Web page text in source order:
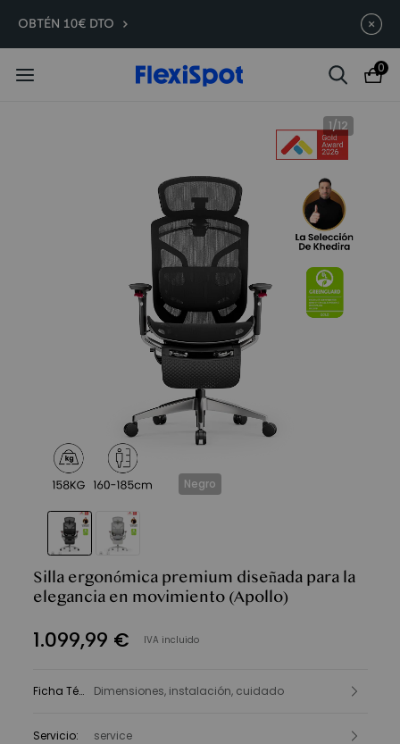
Compra antes, ahorra más |
: 26
0
1/12
Negro
Silla ergonómica premium diseñada para la
elegancia en movimiento (Apollo)
1.099,99 € IVA incluido
Ficha Técnica :
Dimensiones, instalación, cuidado
Servicio: service
OBTÉN 10€ DTO